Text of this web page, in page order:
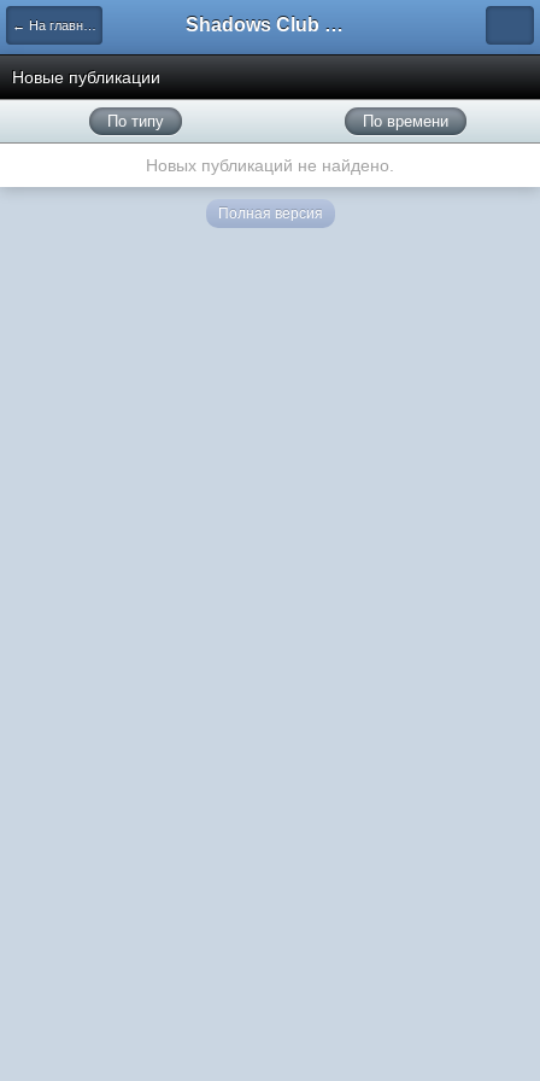
← На главную Shadows Club Russia
Новые публикации
По типу По времени
Новых публикаций не найдено.
Полная версия